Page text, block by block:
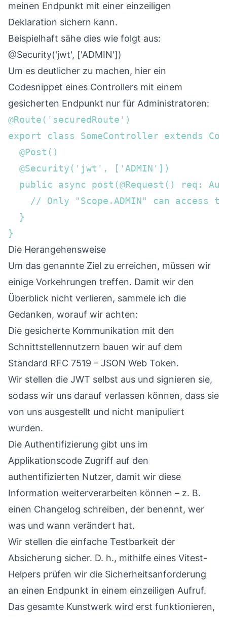
meinen Endpunkt mit einer einzeiligen
Deklaration sichern kann.
Beispielhaft sähe dies wie folgt aus:
@Security('jwt', ['ADMIN'])
Um es deutlicher zu machen, hier ein
Codesnippet eines Controllers mit einem
gesicherten Endpunkt nur für Administratoren:
@Route('securedRoute')
export class SomeController extends
  @Post()
  @Security('jwt', ['ADMIN'])
public async post(@Request() req:
// Only "Scope.ADMIN" can access
  }
}
Die Herangehensweise
Um das genannte Ziel zu erreichen, müssen wir
einige Vorkehrungen treffen. Damit wir den
Überblick nicht verlieren, sammele ich die
Gedanken, worauf wir achten:
Die gesicherte Kommunikation mit den
Schnittstellennutzern bauen wir auf dem
Standard RFC 7519 – JSON Web Token.
Wir stellen die JWT selbst aus und signieren sie,
sodass wir uns darauf verlassen können, dass sie
von uns ausgestellt und nicht manipuliert
wurden.
Die Authentifizierung gibt uns im
Applikationscode Zugriff auf den
authentifizierten Nutzer, damit wir diese
Information weiterverarbeiten können – z. B.
einen Changelog schreiben, der benennt, wer
was und wann verändert hat.
Wir stellen die einfache Testbarkeit der
Absicherung sicher. D. h., mithilfe eines Vitest-
Helpers prüfen wir die Sicherheitsanforderung
an einen Endpunkt in einem einzeiligen Aufruf.
Das gesamte Kunstwerk wird erst funktionieren,